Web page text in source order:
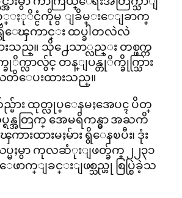
ည့္ႏုိင္ငံကိုမွ ျခိမ္းေျခာက္
ၾကာင္း ထပ္ခါတလဲလဲ
ည္။ သို႕ေသာ္လည္း တစ္ဖက္က
လာလွ်င္ တန္ျပန္တုိက္ခိုက္သြား
ေပးထားသည္။
ား ထုတ္လုပ္ေနမႈအေပၚ ပိတ္
န္အတြက္ အေမရိကန္မွာ အႀကိ
ားထားမႈမ်ား ရွိေနၿပီး၊ ဒုံး
ပ္မႈမွာ ကုလဆံုးျဖတ္ခ်က္ ၂၂၃၁
ဖာက္ျခင္းျဖစ္သည္ဟု စြပ္စြဲခဲ့သ